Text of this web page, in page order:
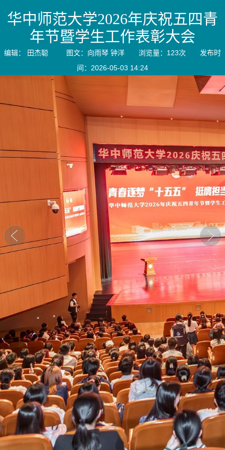
华中师范大学2026年庆祝五四青
年节暨学生工作表彰大会
编辑： 田杰聪 图文：向雨琴 钟洋 浏览量： 123次 发布时
间：2026-05-03 14:24